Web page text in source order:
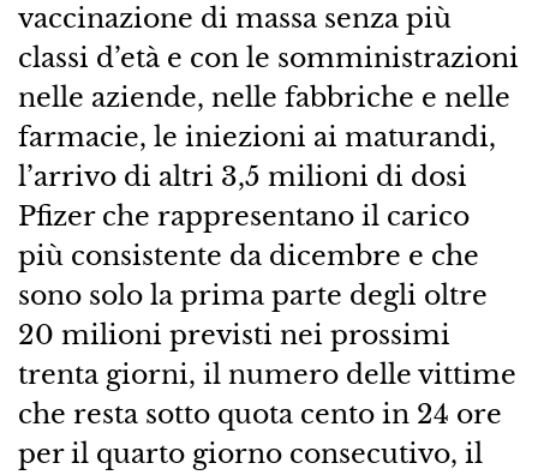
vaccinazione di massa senza più
classi d’età e con le somministrazioni
nelle aziende, nelle fabbriche e nelle
farmacie, le iniezioni ai maturandi,
l’arrivo di altri 3,5 milioni di dosi
Pfizer che rappresentano il carico
più consistente da dicembre e che
sono solo la prima parte degli oltre
20 milioni previsti nei prossimi
trenta giorni, il numero delle vittime
che resta sotto quota cento in 24 ore
per il quarto giorno consecutivo, il